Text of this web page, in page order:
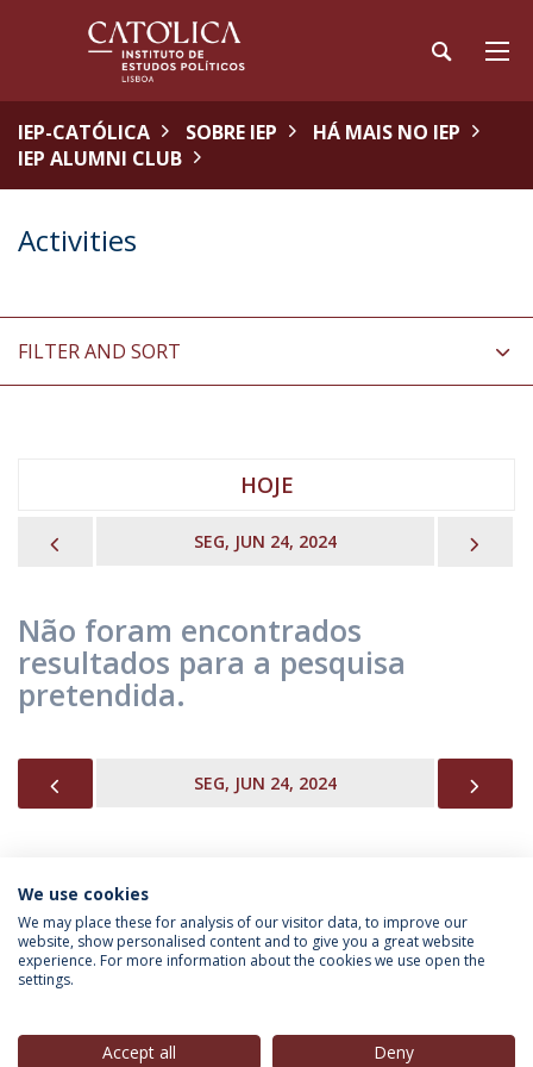
IEP-CATÓLICA SOBRE IEP
HÁ MAIS NO IEP
IEP ALUMNI CLUB
Activities
FILTER AND SORT
HOJE
SEG, JUN 24, 2024
Não foram encontrados
resultados para a pesquisa
pretendida.
SEG, JUN 24, 2024
INFORMAÇÃO PARA
We use cookies
We may place these for analysis of our visitor data, to improve our
website, show personalised content and to give you a great website
experience. For more information about the cookies we use open the
settings.
Accept all Deny